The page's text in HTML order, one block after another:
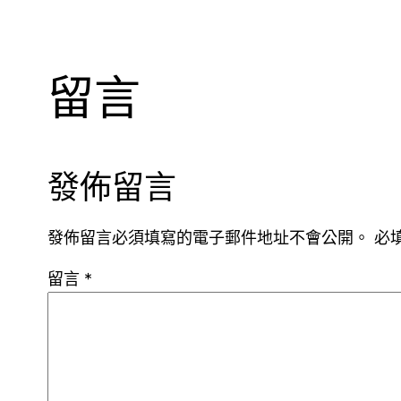
留言
發佈留言
發佈留言必須填寫的電子郵件地址不會公開。 必
留言 *